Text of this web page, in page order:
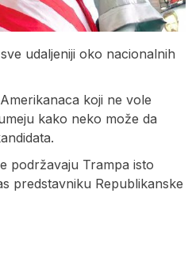
udaljeniji oko nacionalnih
koji ne vole
kako neko može da
podržavaju Trampa isto
predstavniku Republikanske